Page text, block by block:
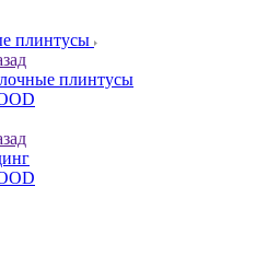
плинтусы
плинтусы